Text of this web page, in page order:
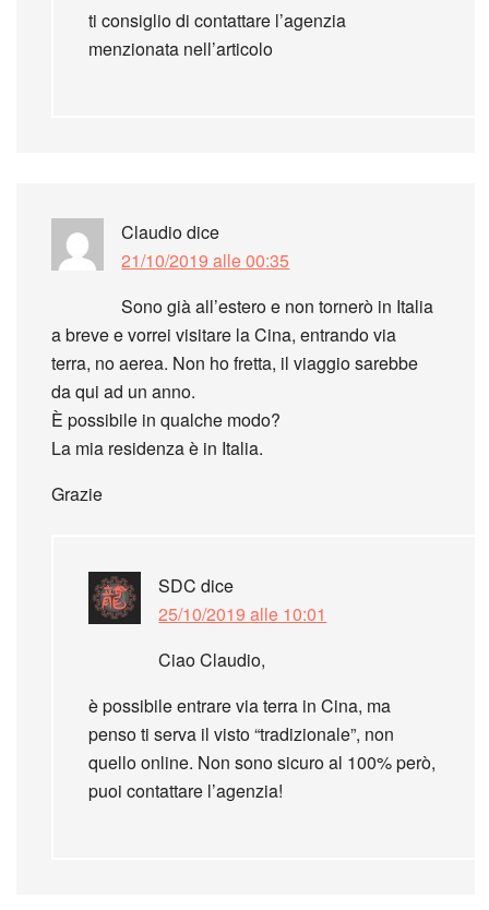
ti consiglio di contattare l’agenzia
menzionata nell’articolo
Claudiodice
21/10/2019 alle 00:35
Sono già all’estero e non tornerò in Italia
a breve e vorrei visitare la Cina, entrando via
terra, no aerea. Non ho fretta, il viaggio sarebbe
da qui ad un anno.
È possibile in qualche modo?
La mia residenza è in Italia.
Grazie
SDC dice
25/10/2019 alle 10:01
Ciao Claudio,
è possibile entrare via terra in Cina, ma
penso ti serva il visto “tradizionale”, non
quello online. Non sono sicuro al 100% però,
puoi contattare l’agenzia!